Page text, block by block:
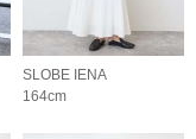
SLOBE IENA
164cm